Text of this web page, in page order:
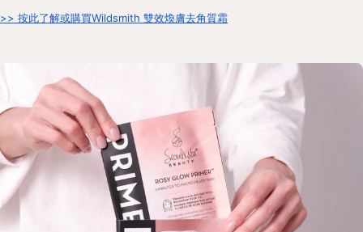
>> 按此了解或購買Wildsmith 雙效煥膚去角質霜